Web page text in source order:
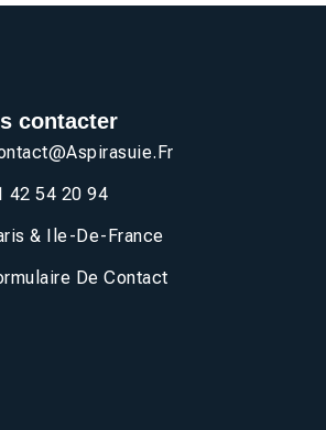
contacter
42 54 20 94
& Ile-De-France
De Contact